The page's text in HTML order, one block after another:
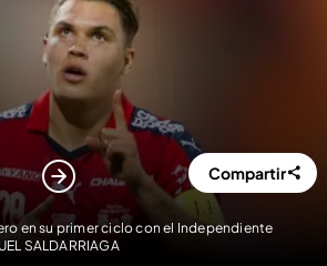
en su primer ciclo con el Independiente
SALDARRIAGA
Compartir